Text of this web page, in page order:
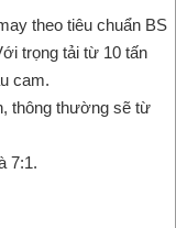
theo tiêu chuẩn BS
trọng tải từ 10 tấn
cam.
thông thường sẽ từ
7:1.